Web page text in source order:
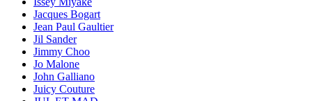
Jacques Bogart
Jean Paul Gaultier
Jil Sander
Jimmy Choo
Jo Malone
John Galliano
Juicy Couture